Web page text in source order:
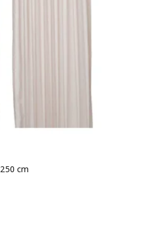
cm
수: